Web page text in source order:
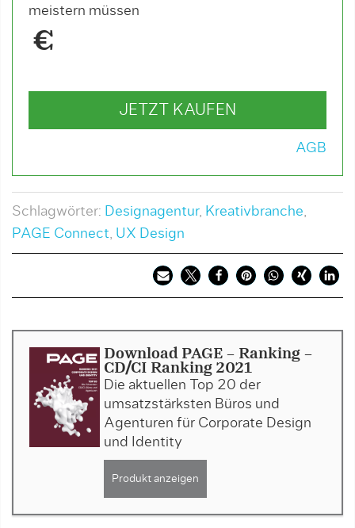
meistern müssen
€
JETZT KAUFEN
AGB
Schlagwörter: Designagentur, Kreativbranche,
PAGE Connect, UX Design
Download PAGE - Ranking -
CD/CI Ranking 2021
Die aktuellen Top 20 der
umsatzstärksten Büros und
Agenturen für Corporate Design
und Identity
Produkt anzeigen